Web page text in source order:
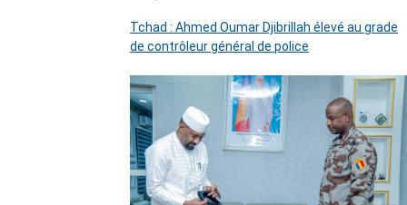
Tchad : Ahmed Oumar Djibrillah élevé au grade
de contrôleur général de police